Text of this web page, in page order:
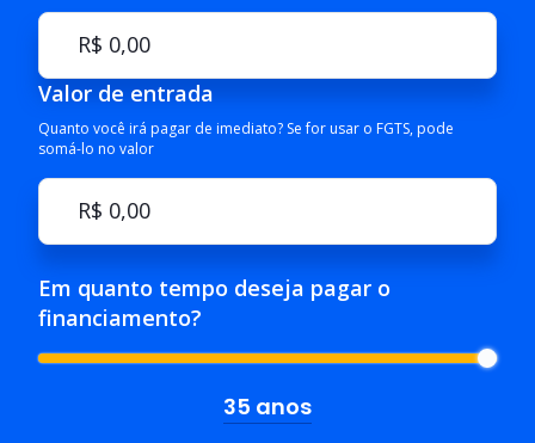
Valor de entrada
Quanto você irá pagar de imediato? Se for usar o FGTS, pode
somá-lo no valor
Em quanto tempo deseja pagar o
financiamento?
35 anos